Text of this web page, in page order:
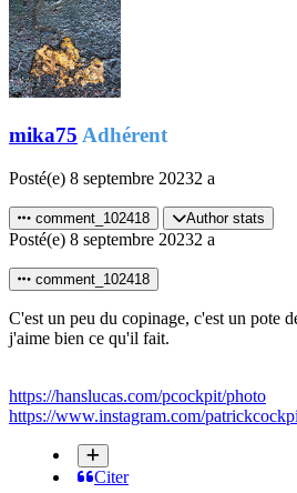
mika75 Adhérent
Posté(e) 8 septembre 20232 a
comment_102418 Author stats
Posté(e) 8 septembre 20232 a
comment_102418
C'est un peu du copinage, c'est un pote
j'aime bien ce qu'il fait.
https://hanslucas.com/pcockpit/photo
https://www.instagram.com/
Citer